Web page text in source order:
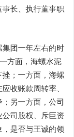
长、执行董事职
团一年左右的时
方面，海螺水泥
；一方面，海螺
收账款周转率、
另一方面，公司
司股权、斥巨资
是否与王诚的领